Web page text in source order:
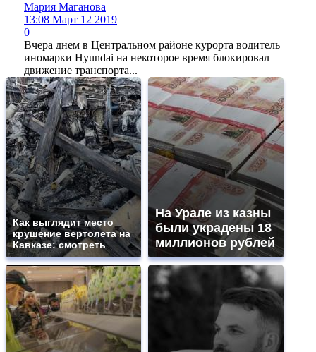
Мария Маганова
13:08 Март 12 2019
0
Вчера днем в Центральном районе курорта водитель
иномарки Hyundai на некоторое время блокировал
движение транспорта...
Как выглядит место
крушение вертолета на
Кавказе: смотреть
На Урале из казны
были украдены 18
миллионов рублей